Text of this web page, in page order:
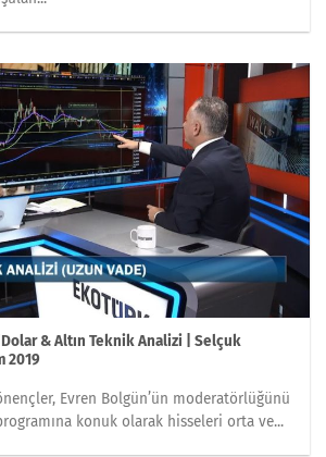
& Altın Teknik Analizi | Selçuk
2019
Evren Bolgün’ün moderatörlüğünü
konuk olarak hisseleri orta ve...